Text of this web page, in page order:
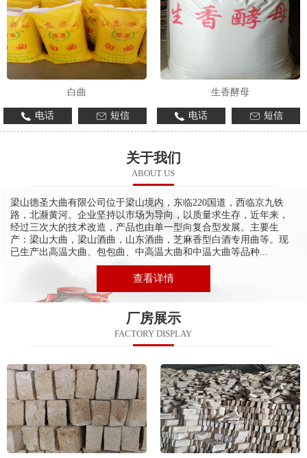
白曲
电话 短信
生香酵母
电话 短信
关于我们
ABOUT US
梁山德圣大曲有限公司位于梁山境内，东临220国道，西临京九铁
路，北濒黄河。企业坚持以市场为导向，以质量求生存，近年来，
经过三次大的技术改造，产品也由单一型向复合型发展。主要生
产：梁山大曲，梁山酒曲，山东酒曲，芝麻香型白酒专用曲等。现
已生产出高温大曲、包包曲、中高温大曲和中温大曲等品种...
查看详情
厂房展示
FACTORY DISPLAY